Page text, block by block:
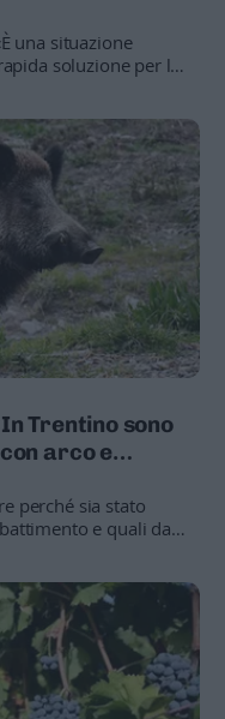
una situazione
soluzione per la
Trentino sono
arco e
perché sia stato
e quali dati